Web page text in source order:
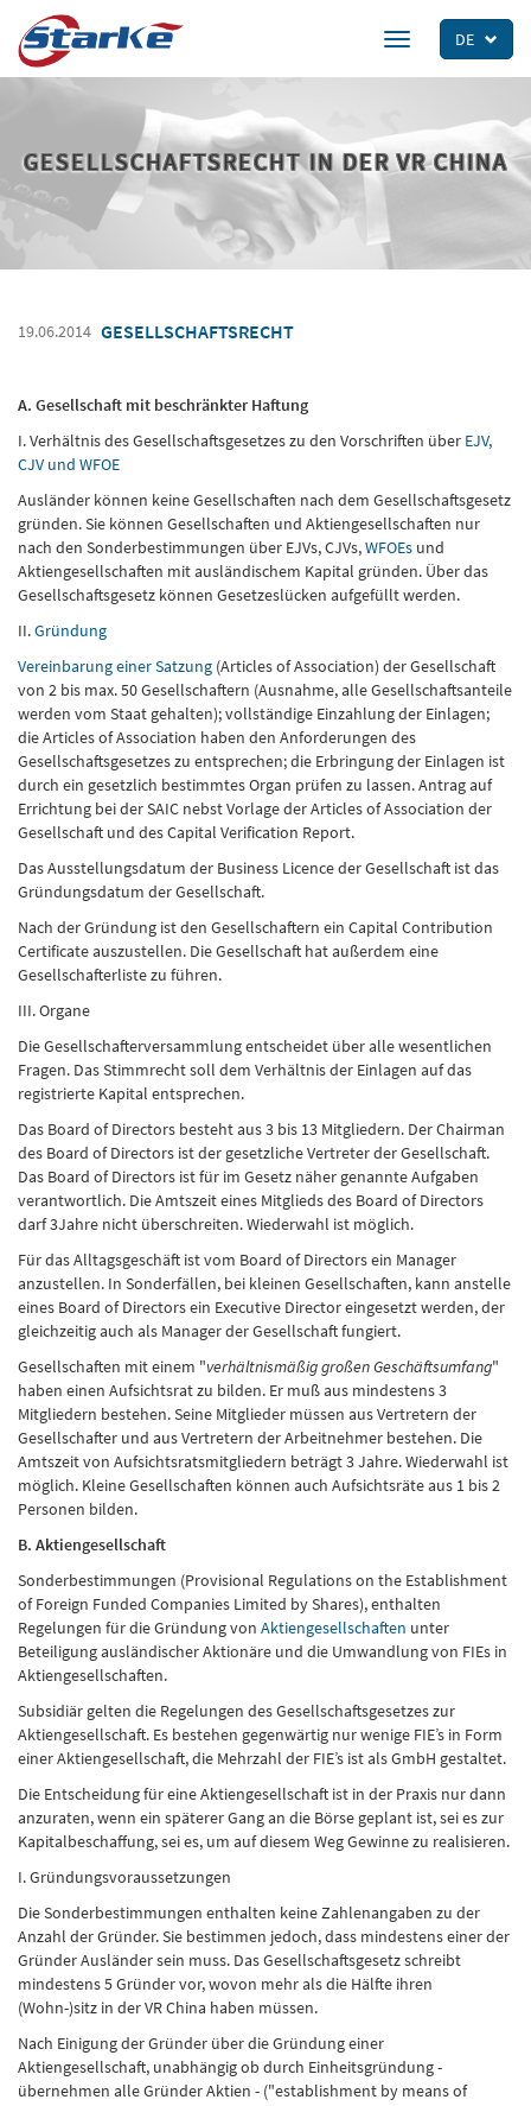
main
content
DE
Toggle
navigation
GESELLSCHAFTSRECHT IN DER VR CHINA
19.06.2014 GESELLSCHAFTSRECHT
A. Gesellschaft mit beschränkter Haftung
I. Verhältnis des Gesellschaftsgesetzes zu den Vorschriften über EJV,
CJV und WFOE
Ausländer können keine Gesellschaften nach dem Gesellschaftsgesetz
gründen. Sie können Gesellschaften und Aktiengesellschaften nur
nach den Sonderbestimmungen über EJVs, CJVs,WFOEs und
Aktiengesellschaften mit ausländischem Kapital gründen. Über das
Gesellschaftsgesetz können Gesetzeslücken aufgefüllt werden.
II.Gründung
Vereinbarung einer Satzung (Articles of Association) der Gesellschaft
von 2 bis max. 50 Gesellschaftern (Ausnahme, alle Gesellschaftsanteile
werden vom Staat gehalten); vollständige Einzahlung der Einlagen;
die Articles of Association haben den Anforderungen des
Gesellschaftsgesetzes zu entsprechen; die Erbringung der Einlagen ist
durch ein gesetzlich bestimmtes Organ prüfen zu lassen. Antrag auf
Errichtung bei der SAIC nebst Vorlage der Articles of Association der
Gesellschaft und des Capital Verification Report.
Das Ausstellungsdatum der Business Licence der Gesellschaft ist das
Gründungsdatum der Gesellschaft.
Nach der Gründung ist den Gesellschaftern ein Capital Contribution
Certificate auszustellen. Die Gesellschaft hat außerdem eine
Gesellschafterliste zu führen.
III. Organe
Die Gesellschafterversammlung entscheidet über alle wesentlichen
Fragen. Das Stimmrecht soll dem Verhältnis der Einlagen auf das
registrierte Kapital entsprechen.
Das Board of Directors besteht aus 3 bis 13 Mitgliedern. Der Chairman
des Board of Directors ist der gesetzliche Vertreter der Gesellschaft.
Das Board of Directors ist für im Gesetz näher genannte Aufgaben
verantwortlich. Die Amtszeit eines Mitglieds des Board of Directors
darf 3Jahre nicht überschreiten. Wiederwahl ist möglich.
Für das Alltagsgeschäft ist vom Board of Directors ein Manager
anzustellen. In Sonderfällen, bei kleinen Gesellschaften, kann anstelle
eines Board of Directors ein Executive Director eingesetzt werden, der
gleichzeitig auch als Manager der Gesellschaft fungiert.
Gesellschaften mit einem "verhältnismäßig großen Geschäftsumfang"
haben einen Aufsichtsrat zu bilden. Er muß aus mindestens 3
Mitgliedern bestehen. Seine Mitglieder müssen aus Vertretern der
Gesellschafter und aus Vertretern der Arbeitnehmer bestehen. Die
Amtszeit von Aufsichtsratsmitgliedern beträgt 3 Jahre. Wiederwahl ist
möglich. Kleine Gesellschaften können auch Aufsichtsräte aus 1 bis 2
Personen bilden.
B. Aktiengesellschaft
Sonderbestimmungen (Provisional Regulations on the Establishment
of Foreign Funded Companies Limited by Shares), enthalten
Regelungen für die Gründung von Aktiengesellschaften unter
Beteiligung ausländischer Aktionäre und die Umwandlung von FIEs in
Aktiengesellschaften.
Subsidiär gelten die Regelungen des Gesellschaftsgesetzes zur
Aktiengesellschaft. Es bestehen gegenwärtig nur wenige FIE’s in Form
einer Aktiengesellschaft, die Mehrzahl der FIE’s ist als GmbH gestaltet.
Die Entscheidung für eine Aktiengesellschaft ist in der Praxis nur dann
anzuraten, wenn ein späterer Gang an die Börse geplant ist, sei es zur
Kapitalbeschaffung, sei es, um auf diesem Weg Gewinne zu realisieren.
I. Gründungsvoraussetzungen
Die Sonderbestimmungen enthalten keine Zahlenangaben zu der
Anzahl der Gründer. Sie bestimmen jedoch, dass mindestens einer der
Gründer Ausländer sein muss. Das Gesellschaftsgesetz schreibt
mindestens 5 Gründer vor, wovon mehr als die Hälfte ihren
(Wohn-)sitz in der VR China haben müssen.
Nach Einigung der Gründer über die Gründung einer
Aktiengesellschaft, unabhängig ob durch Einheitsgründung -
übernehmen alle Gründer Aktien - ("establishment by means of